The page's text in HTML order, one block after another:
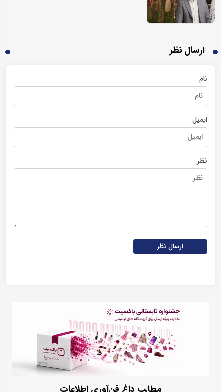
ارسال نظر
نام
ایمیل
نظر
ارسال نظر
مطالب داغ فن‌آوری اطلاعات